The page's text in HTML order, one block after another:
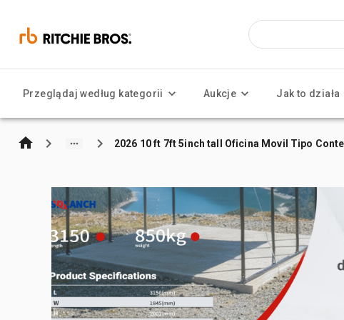
Przeglądaj według kategorii Aukcje Jak to działa
2026 10 ft 7ft 5inch tall Oficina Movil Tipo